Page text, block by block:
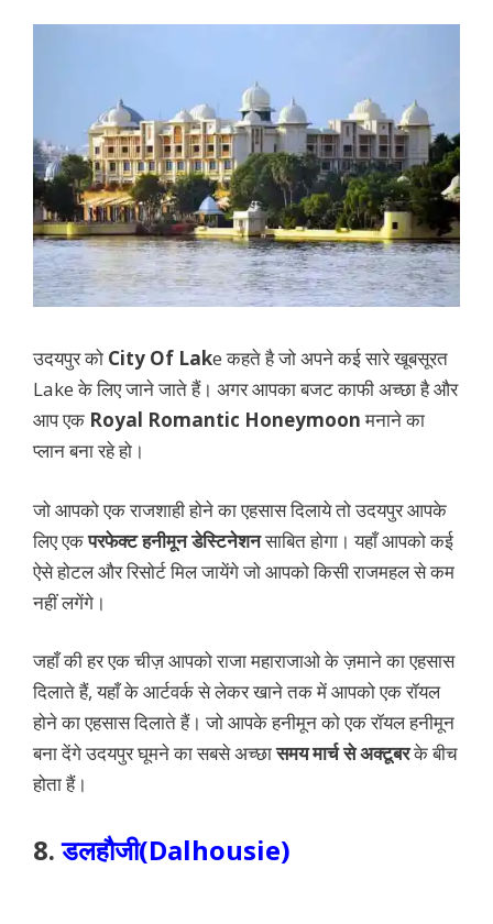
उदयपुर को City Of Lake कहते है जो अपने कई सारे खूबसूरत
Lake के लिए जाने जाते हैं। अगर आपका बजट काफी अच्छा है और
आप एक Royal Romantic Honeymoonमनाने का
प्लान बना रहे हो।
जो आपको एक राजशाही होने का एहसास दिलाये तो उदयपुर आपके
लिए एकपरफेक्ट हनीमून डेस्टिनेशनसाबित होगा। यहाँ आपको कई
ऐसे होटल और रिसोर्ट मिल जायेंगे जो आपको किसी राजमहल से कम
नहीं लगेंगे।
जहाँ की हर एक चीज़ आपको राजा महाराजाओ के ज़माने का एहसास
दिलाते हैं, यहाँ के आर्टवर्क से लेकर खाने तक में आपको एक रॉयल
होने का एहसास दिलाते हैं। जो आपके हनीमून को एक रॉयल हनीमून
बना देंगे उदयपुर घूमने का सबसे अच्छासमय मार्च से अक्टूबरके बीच
होता हैं।
8.डलहौजी(Dalhousie)